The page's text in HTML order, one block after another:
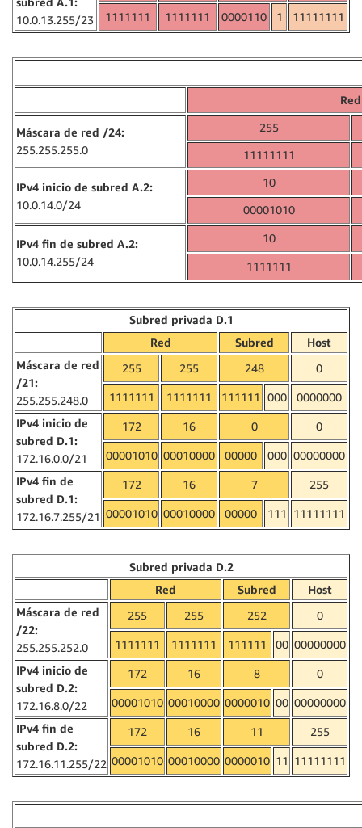
10.0.13.255/23
1111111 1111111 0000110 1 11111111
Red
Máscara de red /24:
255.255.255.0
255
11111111
IPv4 inicio de subred A.2:
10.0.14.0/24
10
00001010
IPv4 fin de subred A.2:
10.0.14.255/24
10
1111111
Subred privada D.1
Red
Subred
Host
Máscara de red
/21:
255.255.248.0
255 255 248 0
1111111 1111111 111111 000
0000000
IPv4 inicio de
subred D.1:
172.16.0.0/21
172 16 0 0
00001010 00010000 00000 000 00000000
IPv4 fin de
subred D.1:
172.16.7.255/21
172 16 7 255
00001010 00010000 00000 111 11111111
Subred privada D.2
Red
Subred
Host
Máscara de red
/22:
255.255.252.0
255 255 252 0
1111111 1111111 111111 00 00000000
IPv4 inicio de
subred D.2:
172.16.8.0/22
172 16 8 0
00001010 00010000 0000010 00 00000000
IPv4 fin de
subred D.2:
172.16.11.255/22
172 16 11 255
00001010 00010000 0000010 11 11111111